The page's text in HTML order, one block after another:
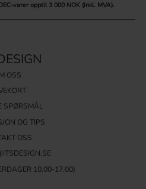
varer opptil 3 000 NOK (inkl. MVA).
OSS
SPØRSMÅL
OG TIPS
OSS
10.00-17.00)